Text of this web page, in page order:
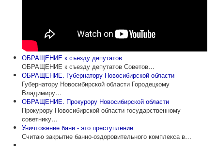
ОБРАЩЕНИЕ к съезду депутатов
ОБРАЩЕНИЕ к съезду депутатов Советов…
ОБРАЩЕНИЕ. Губернатору Новосибирской области
Губернатору Новосибирской области Городецкому
Владимиру…
ОБРАЩЕНИЕ. Прокурору Новосибирской области
Прокурору Новосибирской области государственному
советнику…
Уничтожение бани - это преступление
Считаю закрытие банно-оздоровительного комплекса в…